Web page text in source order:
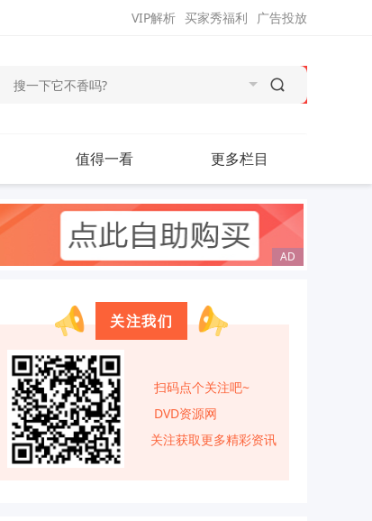
广告投放
买家秀福利
VIP解析
值得一看 更多栏目
关注我们
扫码点个关注吧~
DVD资源网
关注获取更多精彩资讯